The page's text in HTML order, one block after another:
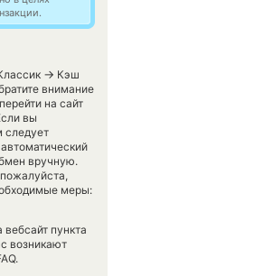
→ Кэш
внимание
на сайт
вы
следует
вручную.
меры:
пункта
возникают